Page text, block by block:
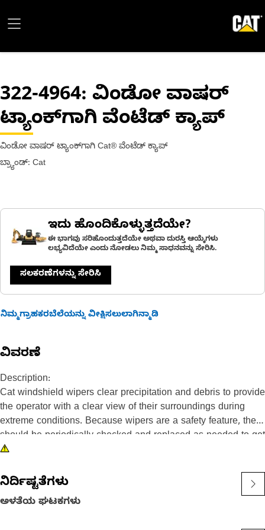
322-4964: ವಿಂಡೋ ವಾಷರ್
ಟ್ಯಾಂಕ್‌ಗಾಗಿ ವೆಂಟೆಡ್ ಕ್ಯಾಪ್
ವಿಂಡೋ ವಾಷರ್ ಟ್ಯಾಂಕ್‌ಗಾಗಿ Cat® ವೆಂಟೆಡ್ ಕ್ಯಾಪ್
ಬ್ರ್ಯಾಂಡ್: Cat
ಇದು ಹೊಂದಿಕೊಳ್ಳುತ್ತದೆಯೇ?
ಈ ಭಾಗವು ಸರಿಹೊಂದುತ್ತದೆಯೇ ಅಥವಾ ದುರಸ್ತಿ ಆಯ್ಕೆಗಳು
ಲಭ್ಯವಿದೆಯೇ ಎಂದು ನೋಡಲು ನಿಮ್ಮ ಸಾಧನವನ್ನು ಸೇರಿಸಿ.
ಸಲಕರಣೆಗಳನ್ನು ಸೇರಿಸಿ
ನಿಮ್ಮಗ್ರಾಹಕರಬೆಲೆಯನ್ನು ವೀಕ್ಷಿಸಲುಲಾಗಿನ್ಮಾಡಿ
ವಿವರಣೆ
Description:
Cat windshield wipers clear precipitation and debris to provide
the operator with a clear view of their surroundings during
extreme conditions. Because wipers are a safety feature, they
should be periodically checked and replaced as needed to get
the performance you expect for your equipment.
Attributes:
• Medium density polyethylene plastic cap with internal tether
• Vented
ನಿರ್ದಿಷ್ಟತೆಗಳು
ಅಳತೆಯ ಘಟಕಗಳು